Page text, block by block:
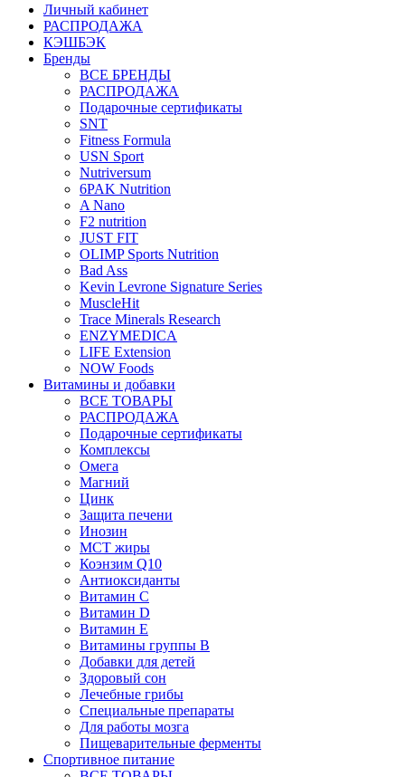
Личный кабинет
РАСПРОДАЖА
КЭШБЭК
Бренды
ВСЕ БРЕНДЫ
РАСПРОДАЖА
Подарочные сертификаты
SNT
Fitness Formula
USN Sport
Nutriversum
6PAK Nutrition
A Nano
F2 nutrition
JUST FIT
OLIMP Sports Nutrition
Bad Ass
Kevin Levrone Signature Series
MuscleHit
Trace Minerals Research
ENZYMEDICA
LIFE Extension
NOW Foods
Витамины и добавки
ВСЕ ТОВАРЫ
РАСПРОДАЖА
Подарочные сертификаты
Комплексы
Омега
Магний
Цинк
Защита печени
Инозин
МСТ жиры
Коэнзим Q10
Антиоксиданты
Витамин С
Витамин D
Витамин Е
Витамины группы B
Добавки для детей
Здоровый сон
Лечебные грибы
Специальные препараты
Для работы мозга
Пищеварительные ферменты
Спортивное питание